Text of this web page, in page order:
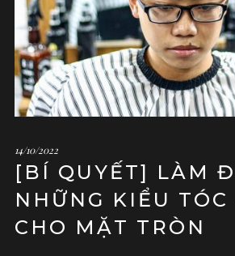
14/10/2022
[BÍ QUYẾT] LÀM
NHỮNG KIỂU
CHO MẶT TRÒN